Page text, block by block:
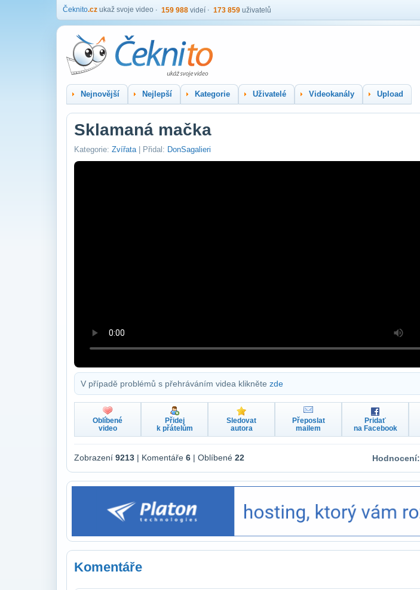
Čeknito.cz ukaž svoje video 159 988 videí 173 859 uživatelů
Nejnovější Nejlepší Kategorie Uživatelé Videokanály Upload
Sklamaná mačka
Kategorie: Zvířata| Přidal: DonSagalieri
V případě problémů s přehráváním videa klikněte zde
Oblíbené
video
Přidej
k přátelům
Sledovat
autora
Přeposlat
mailem
Pridať
na Facebook
Zobrazení 9213 | Komentáře 6 | Oblíbené 22 Hodnocení:
Komentáře